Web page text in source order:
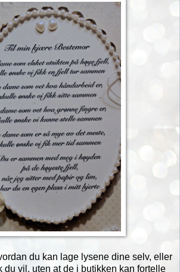
du kan lage lysene dine selv, eller
du vil, uten at de i butikken kan fortelle